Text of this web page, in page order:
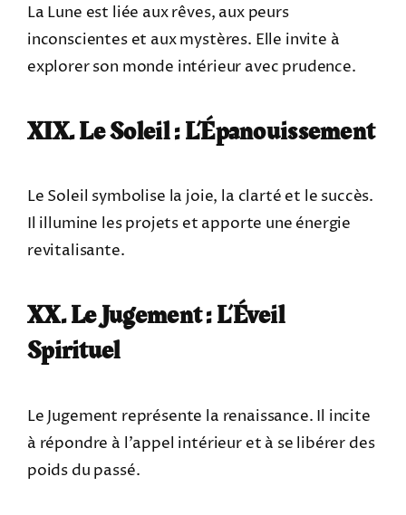
La Lune est liée aux rêves, aux peurs
inconscientes et aux mystères. Elle invite à
explorer son monde intérieur avec prudence.
XIX. Le Soleil : L’Épanouissement
Le Soleil symbolise la joie, la clarté et le succès.
Il illumine les projets et apporte une énergie
revitalisante.
XX. Le Jugement : L’Éveil
Spirituel
Le Jugement représente la renaissance. Il incite
à répondre à l’appel intérieur et à se libérer des
poids du passé.